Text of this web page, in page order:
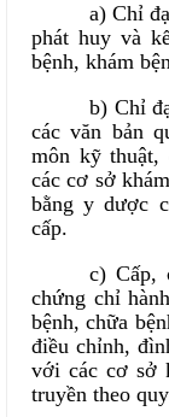
a) Chỉ
phát huy và
bệnh, khám
b) Chỉ
các văn bản
môn kỹ
các cơ sở
bằng y dược
cấp.
c) Cấp,
chứng chỉ
bệnh, chữa
điều chỉnh,
với các cơ sở
truyền theo